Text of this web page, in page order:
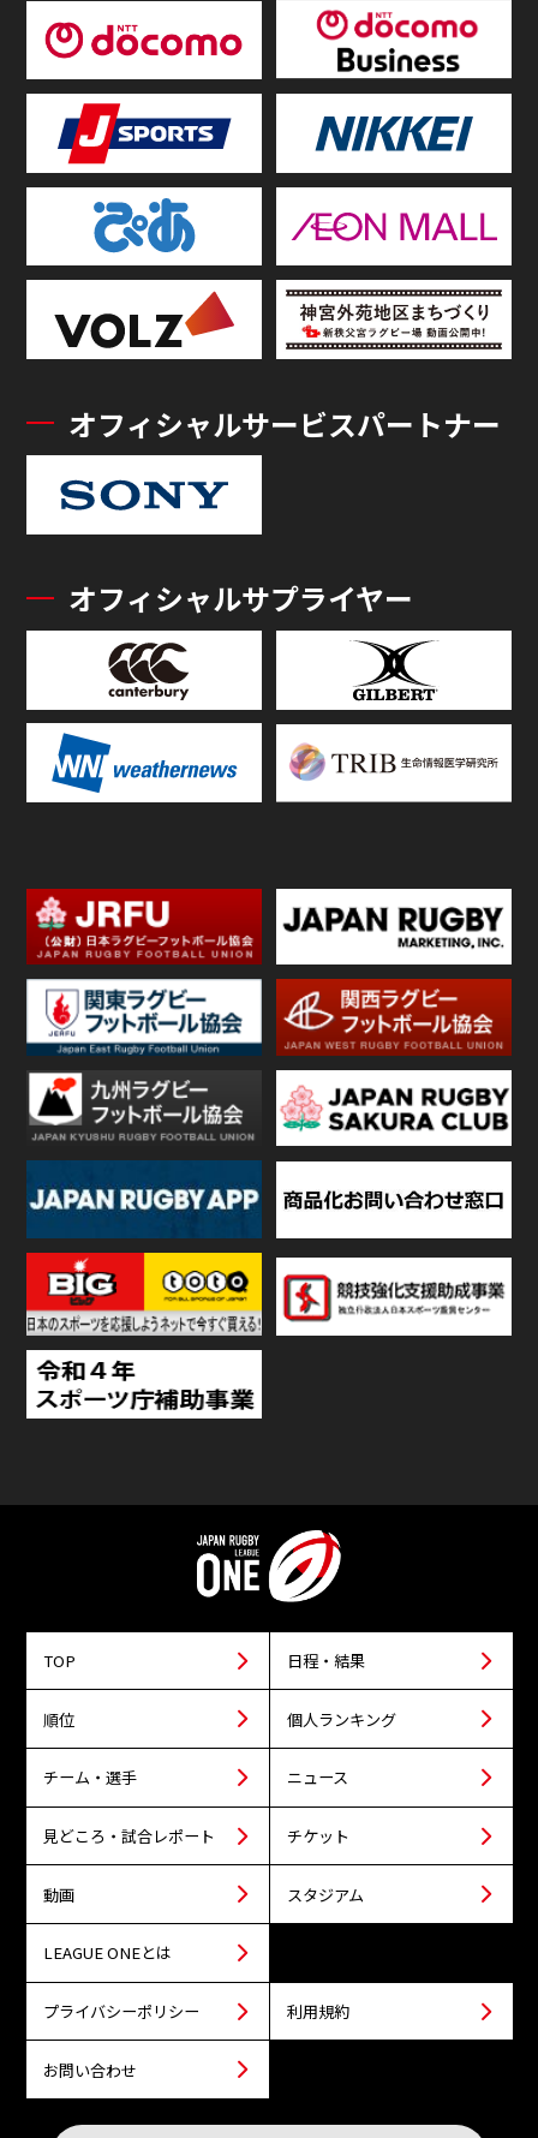
オフィシャルサービスパートナー
オフィシャルサプライヤー
TOP 日程・結果
順位 個人ランキング
チーム・選手 ニュース
見どころ・試合レポート チケット
動画 スタジアム
LEAGUE ONEとは
プライバシーポリシー 利用規約
お問い合わせ